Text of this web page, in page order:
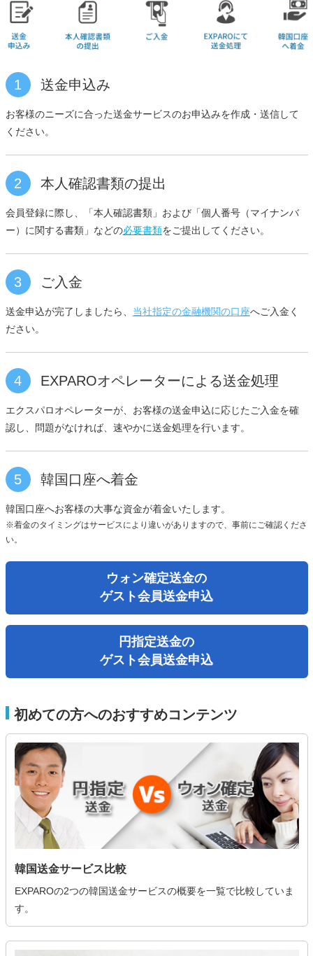
1 送金申込み
お客様のニーズに合った送金サービスのお申込みを作成・送信して
ください。
2 本人確認書類の提出
会員登録に際し、「本人確認書類」および「個人番号（マイナンバ
ー）に関する書類」などの必要書類をご提出してください。
3 ご入金
送金申込が完了しましたら、 当社指定の金融機関の口座へご入金く
ださい。
4 EXPAROオペレーターによる送金処理
エクスパロオペレーターが、お客様の送金申込に応じたご入金を確
認し、問題がなければ、速やかに送金処理を行います。
5 韓国口座へ着金
韓国口座へお客様の大事な資金が着金いたします。
※着金のタイミングはサービスにより違いがありますので、事前にご確認くださ
い。
ウォン確定送金の
ゲスト会員送金申込
円指定送金の
ゲスト会員送金申込
初めての方へのおすすめコンテンツ
韓国送金サービス比較
EXPAROの2つの韓国送金サービスの概要を一覧で比較していま
す。